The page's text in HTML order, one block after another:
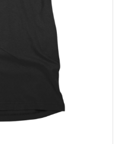
rahanpalautus koskee
josta on
vastaava
tulee olla
siisti.
paketista
aiheutuvan